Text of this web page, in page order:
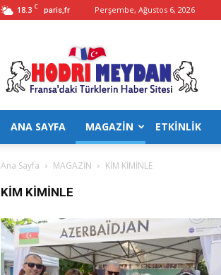
18.3 C paris,fr Perşembe, Ağustos 6, 2026
Hodrimeydan
ANA SAYFA MAGAZİN ETKİNLİK
Ana Sayfa MAGAZİN KİM KİMİNLE
KİM KİMİNLE